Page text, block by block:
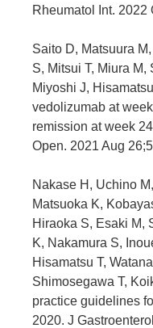
Rheumatol Int. 2022
Saito D, Matsuura
S, Mitsui T, Miura
Miyoshi J,
vedolizumab at
remission at week
Open. 2021 Aug
Nakase H, Uchino
Matsuoka K,
Hiraoka S, Esaki M,
K, Nakamura S,
Hisamatsu T,
Shimosegawa T,
practice guidelines
2020. J